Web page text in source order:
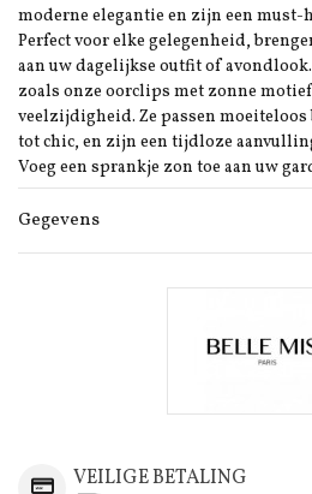
moderne elegantie en zijn een must-
Perfect voor elke gelegenheid,
aan uw dagelijkse outfit of
zoals onze oorclips met zonne
veelzijdigheid. Ze passen
tot chic, en zijn een tijdloze
Voeg een sprankje zon toe aan uw
Gegevens
VEILIGE BETALING